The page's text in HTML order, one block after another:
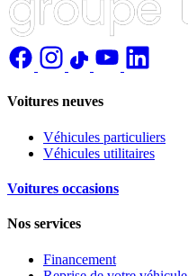
Voitures neuves
Véhicules particuliers
Véhicules utilitaires
Voitures occasions
Nos services
Financement